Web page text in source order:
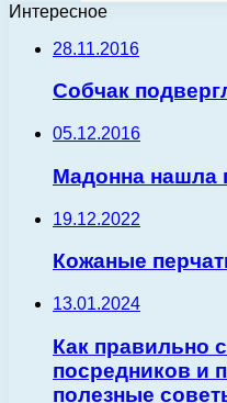
Интересное
28.11.2016
Собчак
05.12.2016
Мадонна нашла
19.12.2022
Кожаные
13.01.2024
Как правильно
посредников и
полезные